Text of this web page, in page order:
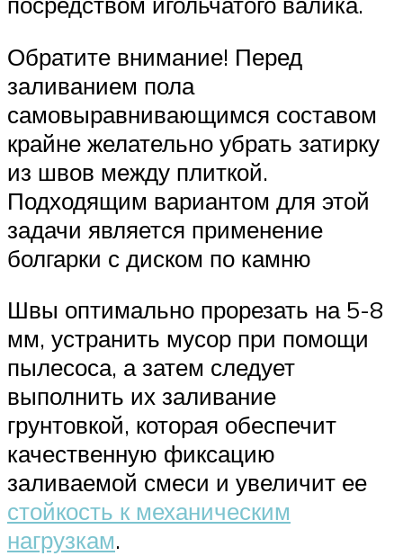
Обратите внимание! Перед
заливанием пола
самовыравнивающимся составом
крайне желательно убрать затирку
из швов между плиткой.
Подходящим вариантом для этой
задачи является применение
болгарки с диском по камню
Швы оптимально прорезать на 5-8
мм, устранить мусор при помощи
пылесоса, а затем следует
выполнить их заливание
грунтовкой, которая обеспечит
качественную фиксацию
заливаемой смеси и увеличит ее
стойкость к механическим
нагрузкам.